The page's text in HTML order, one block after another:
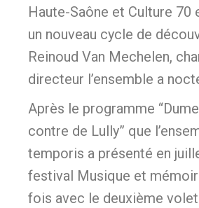
Haute-Saône et Culture 70
un nouveau cycle de
Reinoud Van Mechelen,
directeur l’ensemble a
Après le programme
contre de Lully” que
temporis a présenté en
festival Musique et
fois avec le deuxième